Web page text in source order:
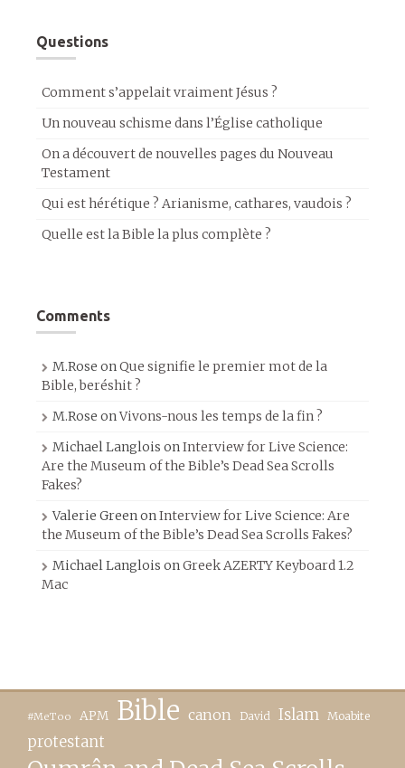
Questions
Comment s’appelait vraiment Jésus ?
Un nouveau schisme dans l’Église catholique
On a découvert de nouvelles pages du Nouveau
Testament
Qui est hérétique ? Arianisme, cathares, vaudois ?
Quelle est la Bible la plus complète ?
Comments
M.Rose onQue signifie le premier mot de la
Bible, beréshit ?
M.Rose onVivons-nous les temps de la fin ?
Michael Langlois onInterview for Live Science:
Are the Museum of the Bible’s Dead Sea Scrolls
Fakes?
Valerie GreenonInterview for Live Science: Are
the Museum of the Bible’s Dead Sea Scrolls Fakes?
Michael Langlois onGreek AZERTY Keyboard 1.2
Mac
#MeToo APM Bible canon David Islam Moabite
protestant